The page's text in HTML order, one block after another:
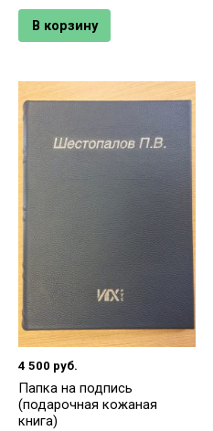
В корзину
4 500 руб.
Папка на подпись
(подарочная кожаная
книга)